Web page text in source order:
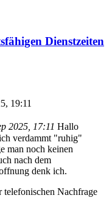
Dienstzeiten
19:11
2025, 17:11 Hallo
verdammt "ruhig"
man noch keinen
nach dem
denk ich.
Nachfrage